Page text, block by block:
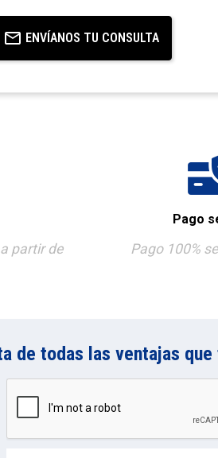
ENVÍANOS TU CONSULTA
partir de
Pago
Pago 100%
de todas las ventajas